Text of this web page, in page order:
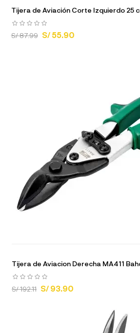
Tijera de Aviación Corte Izquierdo 25
S/ 87.99 S/ 55.90
Tijera de Aviacion Derecha MA411
S/ 192.11 S/ 93.90